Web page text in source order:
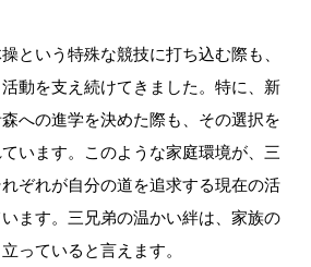
という特殊な競技に打ち込む際も、
動を支え続けてきました。特に、新
への進学を決めた際も、その選択を
います。このような家庭環境が、三
ぞれが自分の道を追求する現在の活
ます。三兄弟の温かい絆は、家族の
っていると言えます。